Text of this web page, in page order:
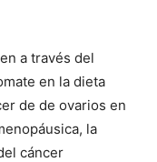
a través del
en la dieta
de de ovarios en
la
cáncer